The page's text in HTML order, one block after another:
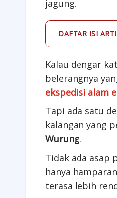
jagung.
DAFTAR ISI
Kalau dengar
belerangnya
ekspedisi alam
Tapi ada satu
kalangan yang
Wurung.
Tidak ada asap
hanya
terasa lebih